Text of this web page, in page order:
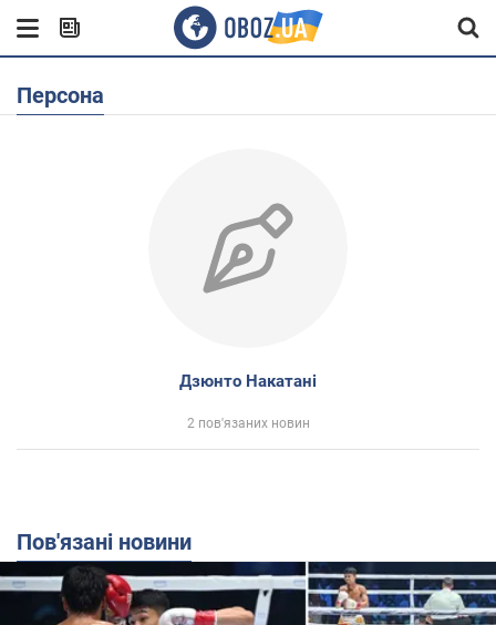
Персона
Дзюнто Накатані
2 пов'язаних новин
Пов'язані новини